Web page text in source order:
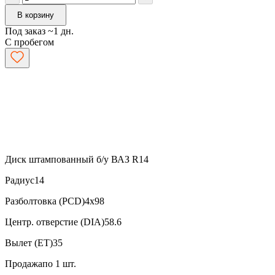
В корзину
Под заказ ~1 дн.
С пробегом
Диск штампованный б/у ВАЗ R14
Радиус14
Разболтовка (PCD)4x98
Центр. отверстие (DIA)58.6
Вылет (ET)35
Продажапо 1 шт.